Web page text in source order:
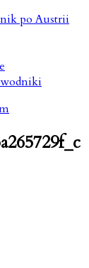
po Austrii